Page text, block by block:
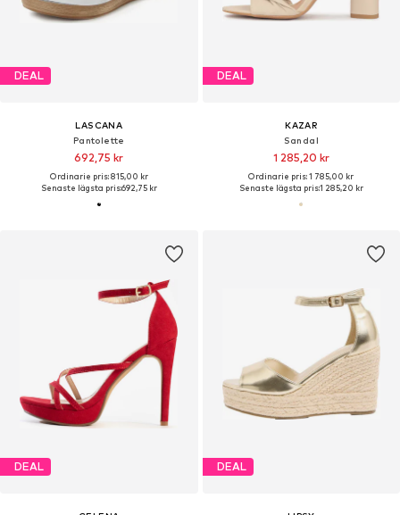
DEAL
LASCANA
Pantolette
692,75 kr
Ordinarie pris: 815,00 kr
Senaste lägsta pris:692,75 kr
DEAL
KAZAR
Sandal
1 285,20 kr
Ordinarie pris: 1 785,00 kr
Senaste lägsta pris:1 285,20 kr
DEAL DEAL